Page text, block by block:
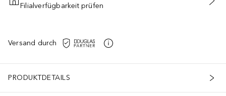
IN DEN WARENKORB
Filialverfügbarkeit prüfen
Versand durch
PRODUKTDETAILS